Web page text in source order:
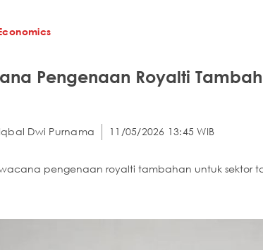
Pengenaan Royalti
Iqbal Dwi Purnama 11/05/2026 13:45 WIB
wacana pengenaan royalti tambahan untuk